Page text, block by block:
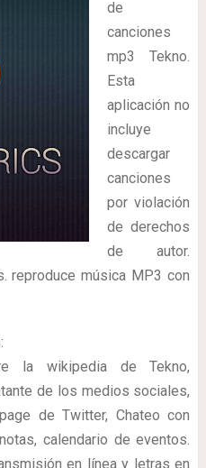
de
canciones
mp3 Tekno.
Esta
aplicación no
incluye
descargar
canciones
por violación
de derechos
de autor.
reproduce música MP3 con
la wikipedia de Tekno,
de los medios sociales,
de Twitter, Chateo con
calendario de eventos.
en línea y letras en